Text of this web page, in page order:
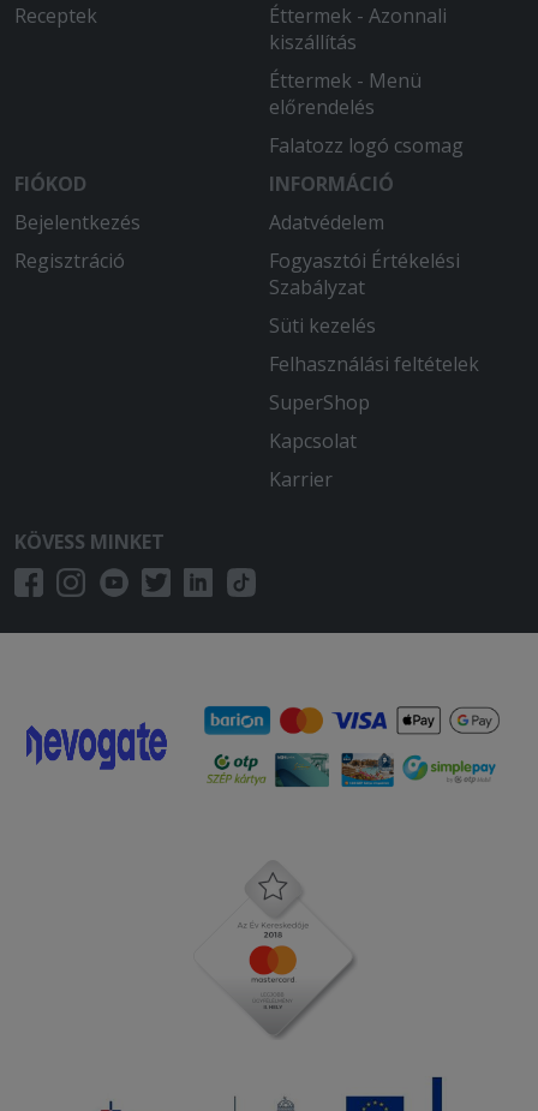
Receptek
Éttermek - Azonnali
kiszállítás
Éttermek - Menü
előrendelés
Falatozz logó csomag
FIÓKOD
Bejelentkezés
Regisztráció
INFORMÁCIÓ
Adatvédelem
Fogyasztói Értékelési
Szabályzat
Süti kezelés
Felhasználási feltételek
SuperShop
Kapcsolat
Karrier
KÖVESS MINKET